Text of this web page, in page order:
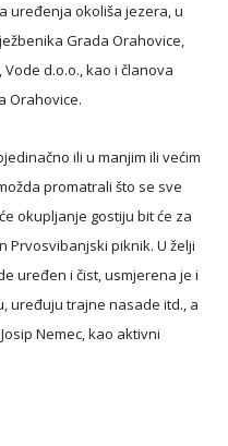
uređenja okoliša jezera, u
Grada Orahovice,
d.o.o., kao i članova
Orahovice.
ili u manjim ili većim
promatrali što se sve
okupljanje gostiju bit će za
Prvosvibanjski piknik. U želji
uređen i čist, usmjerena je i
uređuju trajne nasade itd., a
Nemec, kao aktivni